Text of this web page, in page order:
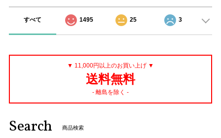
すべて 1495 25 3
▼ 11,000円以上のお買い上げ ▼
送料無料
- 離島を除く -
Search 商品検索